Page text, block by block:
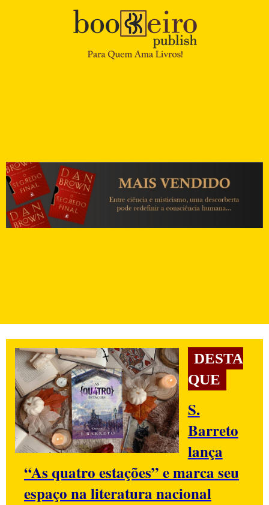
DESTA
QUE
S.
Barreto
lança
“As quatro estações” e marca seu
espaço na literatura nacional